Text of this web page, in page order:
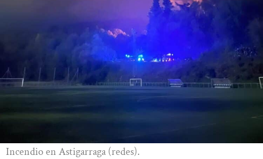
Incendio en Astigarraga (redes).